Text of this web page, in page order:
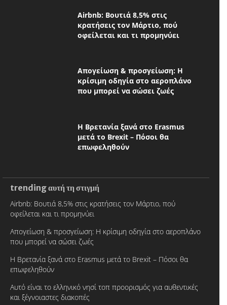
Airbnb: Βουτιά 8,5% στις
κρατήσεις τον Μάρτιο, πού
οφείλεται και τι προμηνύει
Απογείωση & προσγείωση: Η
κρίσιμη οδηγία στο αεροπλάνο
που μπορεί να σώσει ζωές
Η Βρετανία ξανά στο Erasmus
μετά το Brexit – Πόσοι θα
επωφεληθούν
trending αυτή τη στιγμή
Airbnb: Βουτιά 8,5% στις κρατήσεις τον Μάρτιο, πού
οφείλεται και τι προμηνύει
Απογείωση & προσγείωση: Η κρίσιμη οδηγία στο αεροπλάνο
που μπορεί να σώσει ζωές
Η Βρετανία ξανά στο Erasmus μετά το Brexit – Πόσοι θα
επωφεληθούν
Αυτό είναι το ελληνικό νησί τοπ προορισμός για αυθεντικές
και ξέγνοιαστες διακοπές